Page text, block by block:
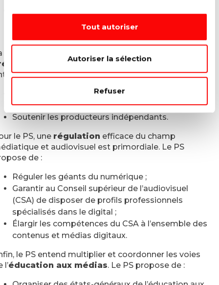
Tout autoriser
Autoriser la sélection
Refuser
mécanismes de soutien destinés aux magazines
Wallonie et Bruxelles regorgent de
. Pour attirer et conserver ces talents et les
qu’ils développent, le PS propose de :
Mettre en place un système de soutien aux
oeuvres télévisuelles ou de plateforme ;
Soutenir les producteurs indépendants.
le PS, une régulation efficace du champ
et audiovisuel est primordiale. Le PS
de :
Réguler les géants du numérique ;
Garantir au Conseil supérieur de l’audiovisuel
(CSA) de disposer de profils professionnels
spécialisés dans le digital ;
Élargir les compétences du CSA à l’ensemble des
contenus et médias digitaux.
le PS entend multiplier et coordonner les voies
l’éducation aux médias. Le PS propose de :